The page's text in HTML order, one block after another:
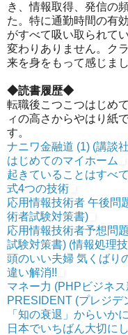
き、情報取得、発信の
た。特に通勤時間の有
がすべて吸い取られて
変わりありません。ク
来を身をもって感じまし
◆読書履歴◆
転職後こつこつはじめ
ィの高さからやはり紙
す。
ナニワ金融道 (1) (講談
はじめてのマイホーム
起きていることはすべ
式4つの技術
応用情報技術者 午後問
術者試験対策書)
応用情報技術者予想問
試験対策書) (情報処理
頭のいい夫婦 気くばり
違い解消!!
マネー力 (PHPビジネ
PRESIDENT (プレジデ
「知の衰退」からいか
日本でいちばん大切に